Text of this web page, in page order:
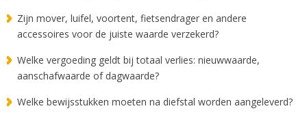
Zijn mover, luifel, voortent, fietsendrager en andere
accessoires voor de juiste waarde verzekerd?
Welke vergoeding geldt bij totaal verlies: nieuwwaarde,
aanschafwaarde of dagwaarde?
Welke bewijsstukken moeten na diefstal worden aangeleverd?